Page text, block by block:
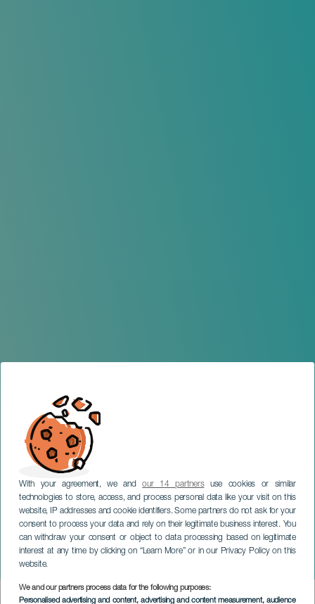
With your agreement, we andour 14 partnersuse cookies or similar
technologies to store, access, and process personal data like your visit on this
website, IP addresses and cookie identifiers. Some partners do not ask for your
consent to process your data and rely on their legitimate business interest. You
can withdraw your consent or object to data processing based on legitimate
interest at any time by clicking on “Learn More” or in our Privacy Policy on this
website.
We and our partners process data for the following purposes:
Personalised advertising and content, advertising and content measurement, audience
Feria del Mango y el
Aguacate
GRAN CANARIA
Imagen